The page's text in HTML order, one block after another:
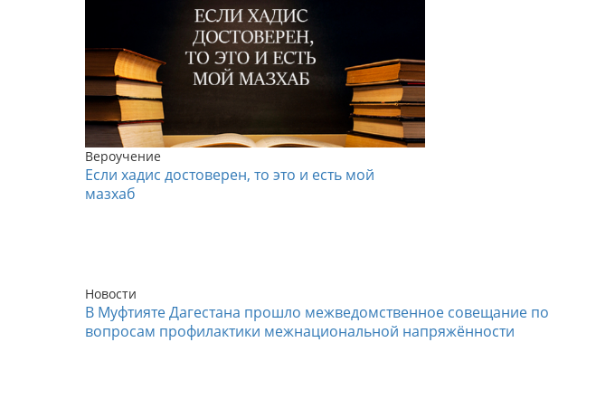
Вероучение
Если хадис достоверен, то это и есть мой
мазхаб
Новости
В Муфтияте Дагестана прошло межведомственное совещание по
вопросам профилактики межнациональной напряжённости